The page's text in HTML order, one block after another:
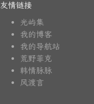
友情链接
光屿集
我的博客
我的导航站
荒野菲克
韩情脉脉
风渡言